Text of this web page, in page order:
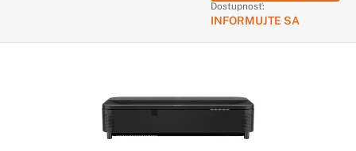
Dostupnosť:
INFORMUJTE SA